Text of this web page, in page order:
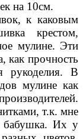
на 10см.
к каковым
крестом,
мулине. Эти
как прочность
рукоделия. В
мулине как
т.к. мне
бабушка. Их у